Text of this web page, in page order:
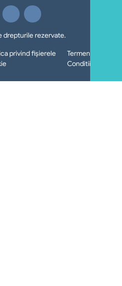
drepturile rezervate.
privind fișierele
Termeni si
Conditii